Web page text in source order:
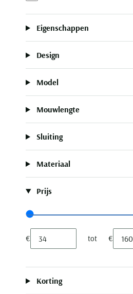
Eigenschappen
Design
Model
Mouwlengte
Sluiting
Materiaal
Prijs
Range slider min value
Range slider max value
Minimum value input
€ tot €
Korting